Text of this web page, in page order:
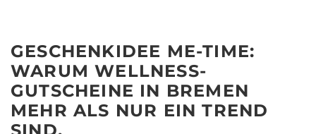
GESCHENKIDEE ME-TIME:
WARUM WELLNESS-
GUTSCHEINE IN BREMEN
MEHR ALS NUR EIN TREND